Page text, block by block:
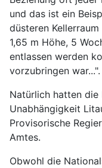
und das ist ein
düsteren
1,65 m Höhe, 5
entlassen werden
vorzubringen war...".
Natürlich hatten die
Unabhängigkeit
Provisorische
Amtes.
Obwohl die